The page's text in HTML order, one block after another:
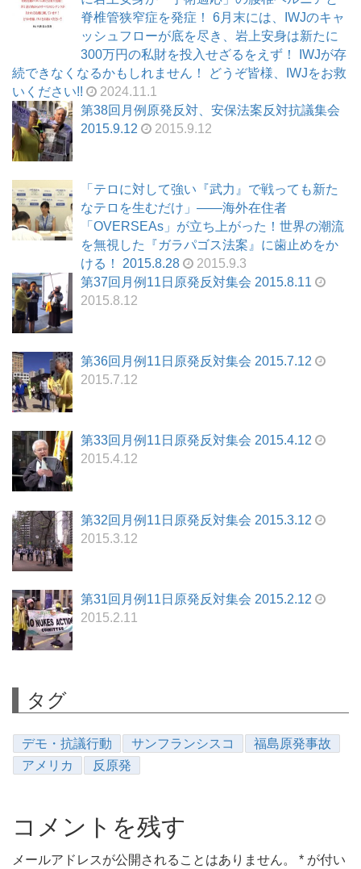
脊椎管狭窄症を発症！ 6月末には、IWJのキャ
ッシュフローが底を尽き、岩上安身は新たに
300万円の私財を投入せざるをえず！ IWJが存
続できなくなるかもしれません！ どうぞ皆様、IWJをお救
いください!!
2024.11.1
第38回月例原発反対、安保法案反対抗議集会
2015.9.12
2015.9.12
「テロに対して強い『武力』で戦っても新た
なテロを生むだけ」――海外在住者
「OVERSEAs」が立ち上がった！世界の潮流
を無視した『ガラパゴス法案』に歯止めをか
ける！ 2015.8.28
2015.9.3
第37回月例11日原発反対集会 2015.8.11
2015.8.12
第36回月例11日原発反対集会 2015.7.12
2015.7.12
第33回月例11日原発反対集会 2015.4.12
2015.4.12
第32回月例11日原発反対集会 2015.3.12
2015.3.12
第31回月例11日原発反対集会 2015.2.12
2015.2.11
タグ
デモ・抗議行動 サンフランシスコ
福島原発事故
アメリカ
反原発
コメントを残す
メールアドレスが公開されることはありません。 * が付い